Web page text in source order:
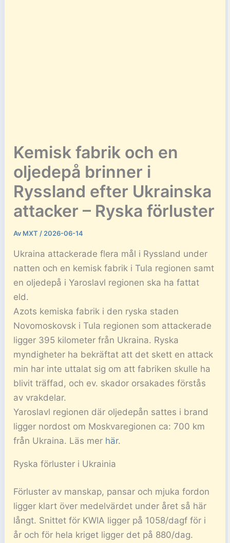
Kemisk fabrik och en
oljedepå brinner i
Ryssland efter Ukrainska
attacker – Ryska förluster
Av MXT / 2026-06-14
Ukraina attackerade flera mål i Ryssland under
natten och en kemisk fabrik i Tula regionen samt
en oljedepå i Yaroslavl regionen ska ha fattat
eld.
Azots kemiska fabrik i den ryska staden
Novomoskovsk i Tula regionen som attackerade
ligger 395 kilometer från Ukraina. Ryska
myndigheter ha bekräftat att det skett en attack
min har inte uttalat sig om att fabriken skulle ha
blivit träffad, och ev. skador orsakades förstås
av vrakdelar.
Yaroslavl regionen där oljedepån sattes i brand
ligger nordost om Moskvaregionen ca: 700 km
från Ukraina. Läs mer här.
Ryska förluster i Ukrainia
Förluster av manskap, pansar och mjuka fordon
ligger klart över medelvärdet under året så här
långt. Snittet för KWIA ligger på 1058/dagf för i
år och för hela kriget ligger det på 880/dag.